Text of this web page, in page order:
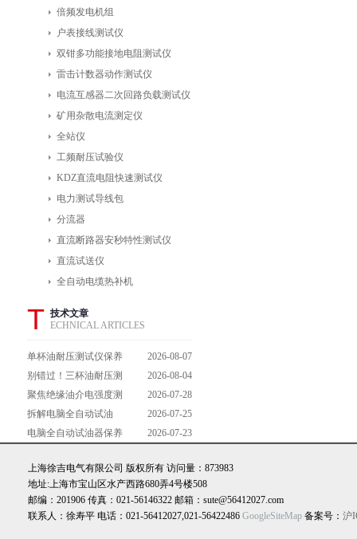
倍频发电机组
户表接线测试仪
双钳多功能接地电阻测试仪
雷击计数器动作测试仪
电流互感器二次回路负载测试仪
矿用杂散电流测定仪
全站仪
工频耐压试验仪
KDZ直流电阻快速测试仪
电力测试导线包
分流器
直流断路器安秒特性测试仪
直流试送仪
全自动电缆热补机
T 技术文章
ECHNICAL ARTICLES
单杯油耐压测试仪保养
避坑指南：细节做到
位，设备不闹脾气
2026-08-07
别错过！三杯油耐压测
试仪操作流程全解析，
一步到位不踩坑
2026-08-04
聚焦绝缘油介电强度测
试仪：那些决定检测效
能的关键特点
2026-07-28
拆解电脑全自动试油
器：核心组成部件，藏
2026-07-25
电脑全自动试油器保养
寿命的实用技巧
2026-07-23
上海徐吉电气有限公司 版权所有 访问量：873983
地址:上海市宝山区水产西路680弄4号楼508
邮编：201906 传真：021-56146322 邮箱：sute@56412027.com
联系人：徐寿平 电话：021-56412027,021-56422486 GoogleSiteMap 备案号： 沪